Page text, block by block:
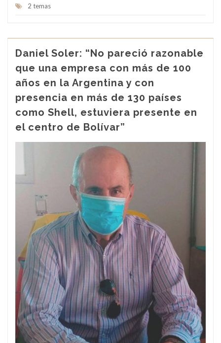
2 temas
Daniel Soler: “No pareció razonable
que una empresa con más de 100
años en la Argentina y con
presencia en más de 130 países
como Shell, estuviera presente en
el centro de Bolívar”